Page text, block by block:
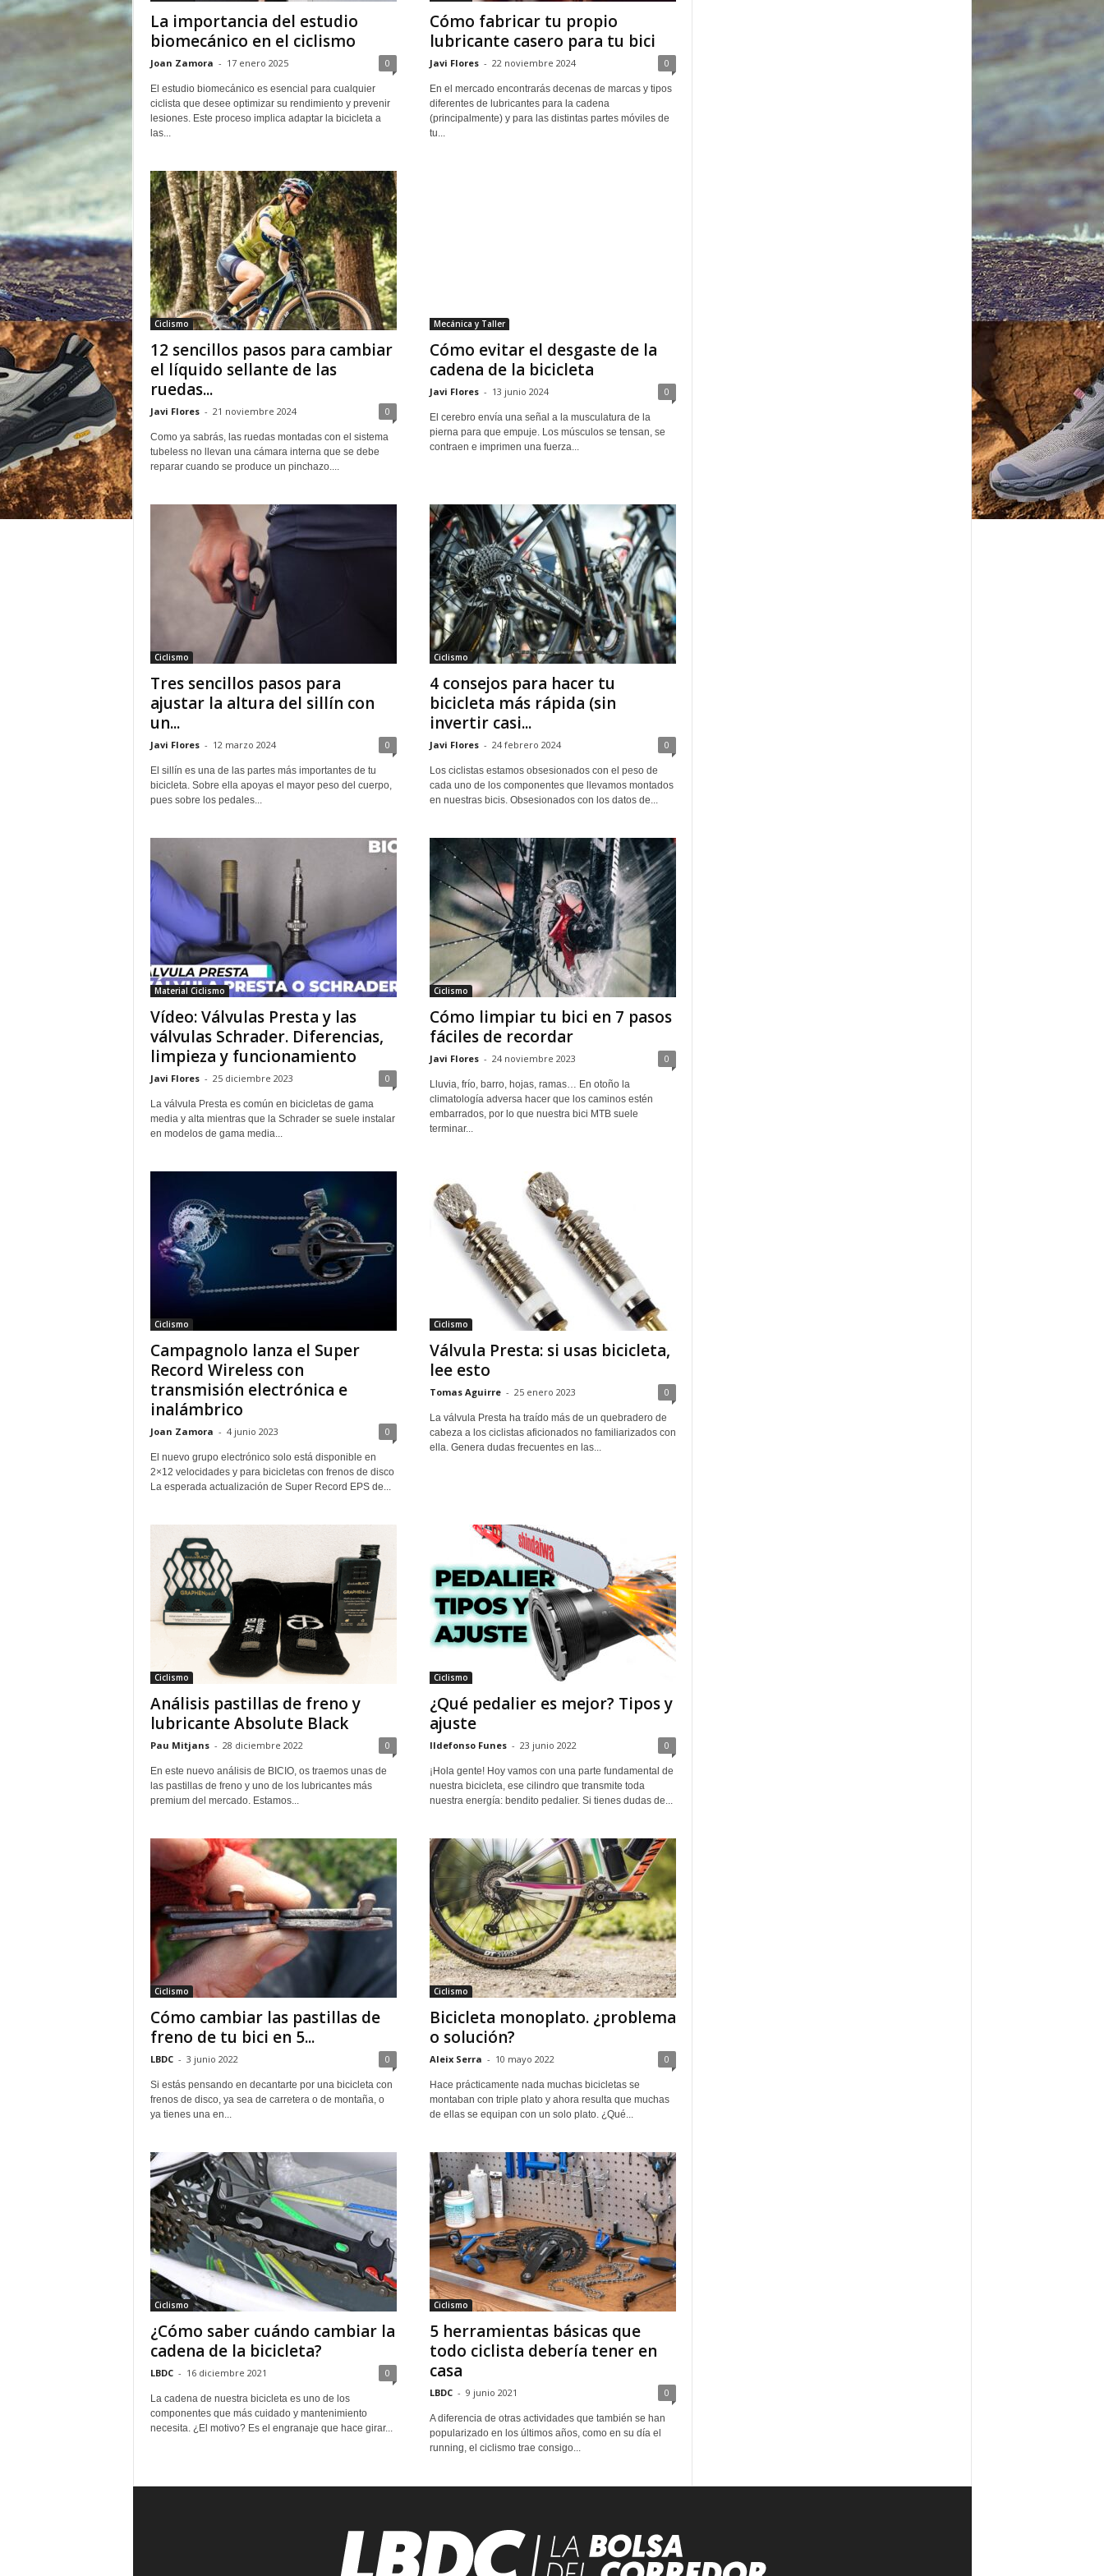
La importancia del estudio
biomecánico en el ciclismo
Joan Zamora - 17 enero 2025 0
El estudio biomecánico es esencial para cualquier
ciclista que desee optimizar su rendimiento y prevenir
lesiones. Este proceso implica adaptar la bicicleta a
las...
Cómo fabricar tu propio
lubricante casero para tu bici
Javi Flores - 22 noviembre 2024 0
En el mercado encontrarás decenas de marcas y tipos
diferentes de lubricantes para la cadena
(principalmente) y para las distintas partes móviles de
tu...
Ciclismo
12 sencillos pasos para cambiar
el líquido sellante de las
ruedas...
Javi Flores - 21 noviembre 2024 0
Como ya sabrás, las ruedas montadas con el sistema
tubeless no llevan una cámara interna que se debe
reparar cuando se produce un pinchazo....
Mecánica y Taller
Cómo evitar el desgaste de la
cadena de la bicicleta
Javi Flores - 13 junio 2024 0
El cerebro envía una señal a la musculatura de la
pierna para que empuje. Los músculos se tensan, se
contraen e imprimen una fuerza...
Ciclismo
Tres sencillos pasos para
ajustar la altura del sillín con
un...
Javi Flores - 12 marzo 2024 0
El sillín es una de las partes más importantes de tu
bicicleta. Sobre ella apoyas el mayor peso del cuerpo,
pues sobre los pedales...
Ciclismo
4 consejos para hacer tu
bicicleta más rápida (sin
invertir casi...
Javi Flores - 24 febrero 2024 0
Los ciclistas estamos obsesionados con el peso de
cada uno de los componentes que llevamos montados
en nuestras bicis. Obsesionados con los datos de...
Material Ciclismo
Vídeo: Válvulas Presta y las
válvulas Schrader. Diferencias,
limpieza y funcionamiento
Javi Flores - 25 diciembre 2023 0
La válvula Presta es común en bicicletas de gama
media y alta mientras que la Schrader se suele instalar
en modelos de gama media...
Ciclismo
Cómo limpiar tu bici en 7 pasos
fáciles de recordar
Javi Flores - 24 noviembre 2023 0
Lluvia, frío, barro, hojas, ramas… En otoño la
climatología adversa hacer que los caminos estén
embarrados, por lo que nuestra bici MTB suele
terminar...
Ciclismo
Campagnolo lanza el Super
Record Wireless con
transmisión electrónica e
inalámbrico
Joan Zamora - 4 junio 2023 0
El nuevo grupo electrónico solo está disponible en
2×12 velocidades y para bicicletas con frenos de disco
La esperada actualización de Super Record EPS de...
Ciclismo
Válvula Presta: si usas bicicleta,
lee esto
Tomas Aguirre - 25 enero 2023 0
La válvula Presta ha traído más de un quebradero de
cabeza a los ciclistas aficionados no familiarizados con
ella. Genera dudas frecuentes en las...
Ciclismo
Análisis pastillas de freno y
lubricante Absolute Black
Pau Mitjans - 28 diciembre 2022 0
En este nuevo análisis de BICIO, os traemos unas de
las pastillas de freno y uno de los lubricantes más
premium del mercado. Estamos...
Ciclismo
¿Qué pedalier es mejor? Tipos y
ajuste
Ildefonso Funes - 23 junio 2022 0
¡Hola gente! Hoy vamos con una parte fundamental de
nuestra bicicleta, ese cilindro que transmite toda
nuestra energía: bendito pedalier. Si tienes dudas de...
Ciclismo
Cómo cambiar las pastillas de
freno de tu bici en 5...
LBDC - 3 junio 2022 0
Si estás pensando en decantarte por una bicicleta con
frenos de disco, ya sea de carretera o de montaña, o
ya tienes una en...
Ciclismo
Bicicleta monoplato. ¿problema
o solución?
Aleix Serra - 10 mayo 2022 0
Hace prácticamente nada muchas bicicletas se
montaban con triple plato y ahora resulta que muchas
de ellas se equipan con un solo plato. ¿Qué...
Ciclismo
¿Cómo saber cuándo cambiar la
cadena de la bicicleta?
LBDC - 16 diciembre 2021 0
La cadena de nuestra bicicleta es uno de los
componentes que más cuidado y mantenimiento
necesita. ¿El motivo? Es el engranaje que hace girar...
Ciclismo
5 herramientas básicas que
todo ciclista debería tener en
casa
LBDC - 9 junio 2021 0
A diferencia de otras actividades que también se han
popularizado en los últimos años, como en su día el
running, el ciclismo trae consigo...